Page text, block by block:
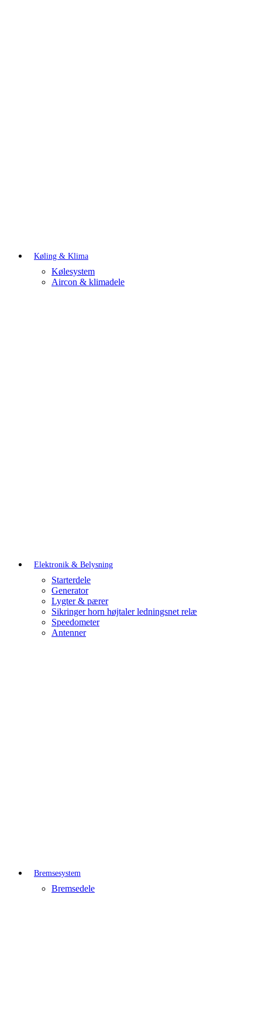
Køling & Klima
Kølesystem
Aircon & klimadele
Elektronik & Belysning
Starterdele
Generator
Lygter & pærer
Sikringer horn højtaler ledningsnet relæ
Speedometer
Antenner
Bremsesystem
Bremsedele